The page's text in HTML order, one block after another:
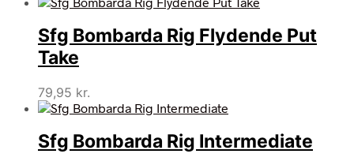
Sfg Bombarda Rig Flydende Put
Take
79,95 kr.
Sfg Bombarda Rig Intermediate